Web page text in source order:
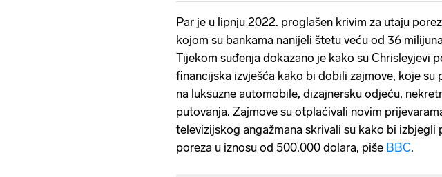
Par je u lipnju 2022. proglašen krivim za utaju
kojom su bankama nanijeli štetu veću od 36
Tijekom suđenja dokazano je kako su Chrisleyjevi
financijska izvješća kako bi dobili zajmove, koje su
na luksuzne automobile, dizajnersku odjeću,
putovanja. Zajmove su otplaćivali novim
televizijskog angažmana skrivali su kako bi izbjegli
poreza u iznosu od 500.000 dolara, piše BBC.